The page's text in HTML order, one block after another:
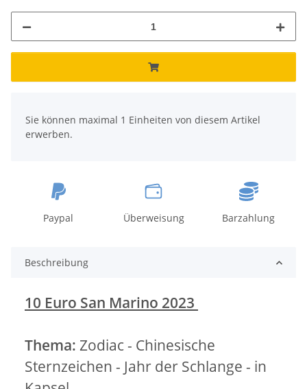
Sie können maximal 1 Einheiten von diesem Artikel
erwerben.
Paypal Überweisung Barzahlung
Beschreibung
10 Euro San Marino 2023
Thema: Zodiac - Chinesische
Sternzeichen - Jahr der Schlange - in